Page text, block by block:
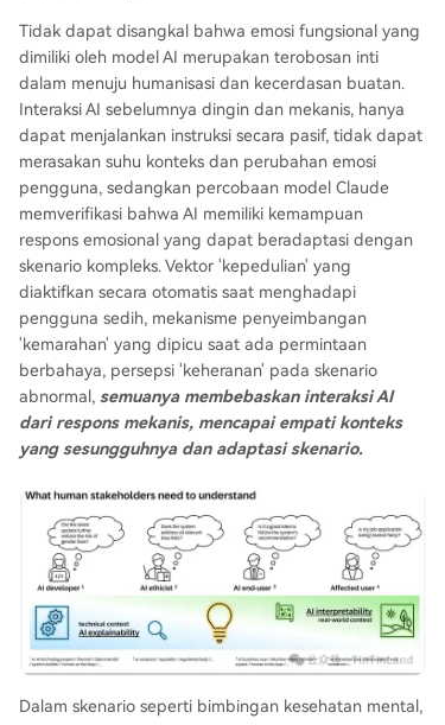
Tidak dapat disangkal bahwa emosi fungsional yang
dimiliki oleh model AI merupakan terobosan inti
dalam menuju humanisasi dan kecerdasan buatan.
Interaksi AI sebelumnya dingin dan mekanis, hanya
dapat menjalankan instruksi secara pasif, tidak dapat
merasakan suhu konteks dan perubahan emosi
pengguna, sedangkan percobaan model Claude
memverifikasi bahwa AI memiliki kemampuan
respons emosional yang dapat beradaptasi dengan
skenario kompleks. Vektor 'kepedulian' yang
diaktifkan secara otomatis saat menghadapi
pengguna sedih, mekanisme penyeimbangan
'kemarahan' yang dipicu saat ada permintaan
berbahaya, persepsi 'keheranan' pada skenario
abnormal, semuanya membebaskan interaksi AI
dari respons mekanis, mencapai empati konteks
yang sesungguhnya dan adaptasi skenario.
Dalam skenario seperti bimbingan kesehatan mental,